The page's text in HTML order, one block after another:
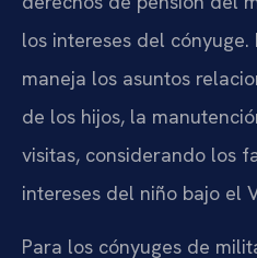
los intereses del
maneja los asuntos
de los hijos, la
visitas, considerando los
intereses del niño bajo el
Para los cónyuges de